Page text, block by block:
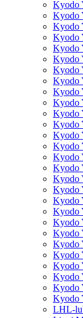
Kyodo
Kyodo
Kyodo
Kyodo
Kyodo
Kyodo
Kyodo
Kyodo
Kyodo
Kyodo
Kyodo
Kyodo
Kyodo
Kyodo
Kyodo
Kyodo
Kyodo
Kyodo
Kyodo
Kyodo
Kyodo
Kyodo
Kyodo
Kyodo
Kyodo
Kyodo
Kyodo
Kyodo
LHL-